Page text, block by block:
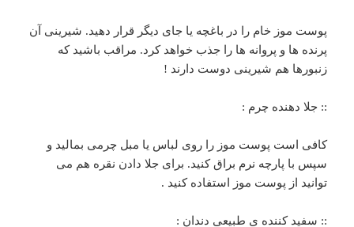
پوست موز خام را در باغچه یا جای دیگر قرار دهید. شیرینی آن
پرنده ها و پروانه ها را جذب خواهد کرد. مراقب باشید که
زنبورها هم شیرینی دوست دارند !
:: جلا دهنده چرم :
کافی است پوست موز را روی لباس یا مبل چرمی بمالید و
سپس با پارچه نرم براق کنید. برای جلا دادن نقره هم می
توانید از پوست موز استفاده کنید .
:: سفید کننده ی طبیعی دندان :